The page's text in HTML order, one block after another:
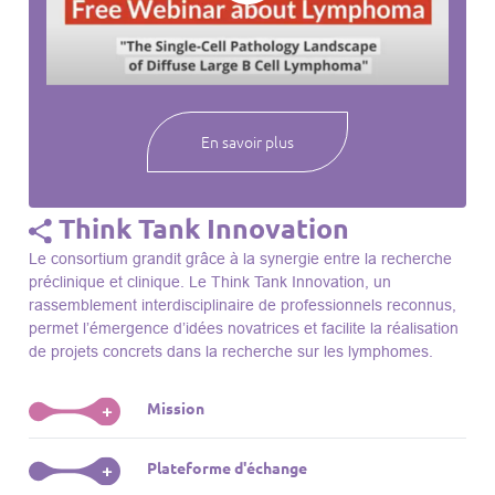
webinaires à venir, des séances précédentes et joignez-vous
notre compréhension des lymphomes et des maladies
En savoir plus
Think Tank Innovation
Le consortium grandit grâce à la synergie entre la recherche
préclinique et clinique. Le Think Tank Innovation, un
rassemblement interdisciplinaire de professionnels reconnus,
permet l’émergence d’idées novatrices et facilite la réalisation
de projets concrets dans la recherche sur les lymphomes.
+ Mission
Le Think Tank initie des projets, façonne des initiatives de
R&D, identifie des porteurs et promeut l’unité parmi les
+ Plateforme d'échange